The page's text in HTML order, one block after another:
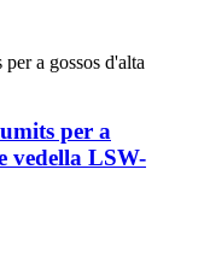
per a
vedella LSW-